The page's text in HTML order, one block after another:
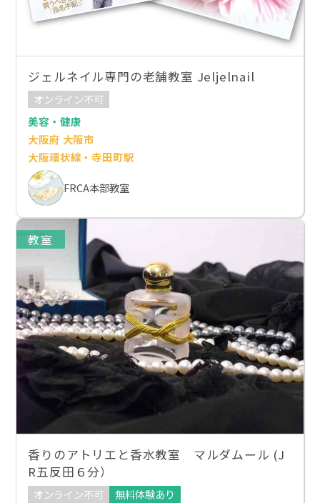
ジェルネイル専門の老舗教室 Jeljelnail
オンライン不可
美容・健康
大阪府 大阪市
大阪環状線・寺田町駅
FRCA本部教室
教室
香りのアトリエと香水教室 マルダムール (J
R五反田６分）
オンライン不可
無料体験あり